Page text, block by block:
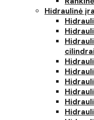
Hidraulinė
cilindrai